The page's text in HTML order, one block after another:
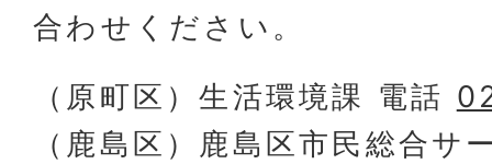
合わせください。
（原町区）生活環境課 電話
（鹿島区）鹿島区市民総合サ